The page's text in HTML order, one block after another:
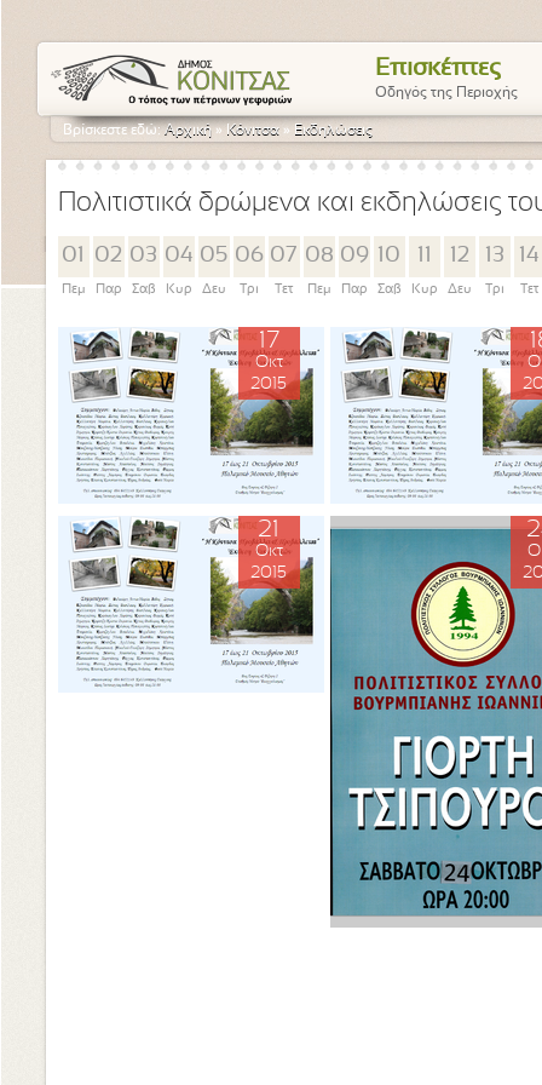
Επισκέπτες
Οδηγός της Περιοχής
Βρίσκεστε εδώ:Αρχική » Κόνιτσα » Εκδηλώσεις
Πολιτιστικά δρώμενα και εκδηλώσεις
01
Πεμ
02
Παρ
03
Σαβ
04
Κυρ
05
Δευ
06
Τρι
07
Τετ
08
Πεμ
09
Παρ
10
Σαβ Κυρ
12
Δευ
13
Τρι
14
Τετ
17
Οκτ
2015
21
Οκτ
2015